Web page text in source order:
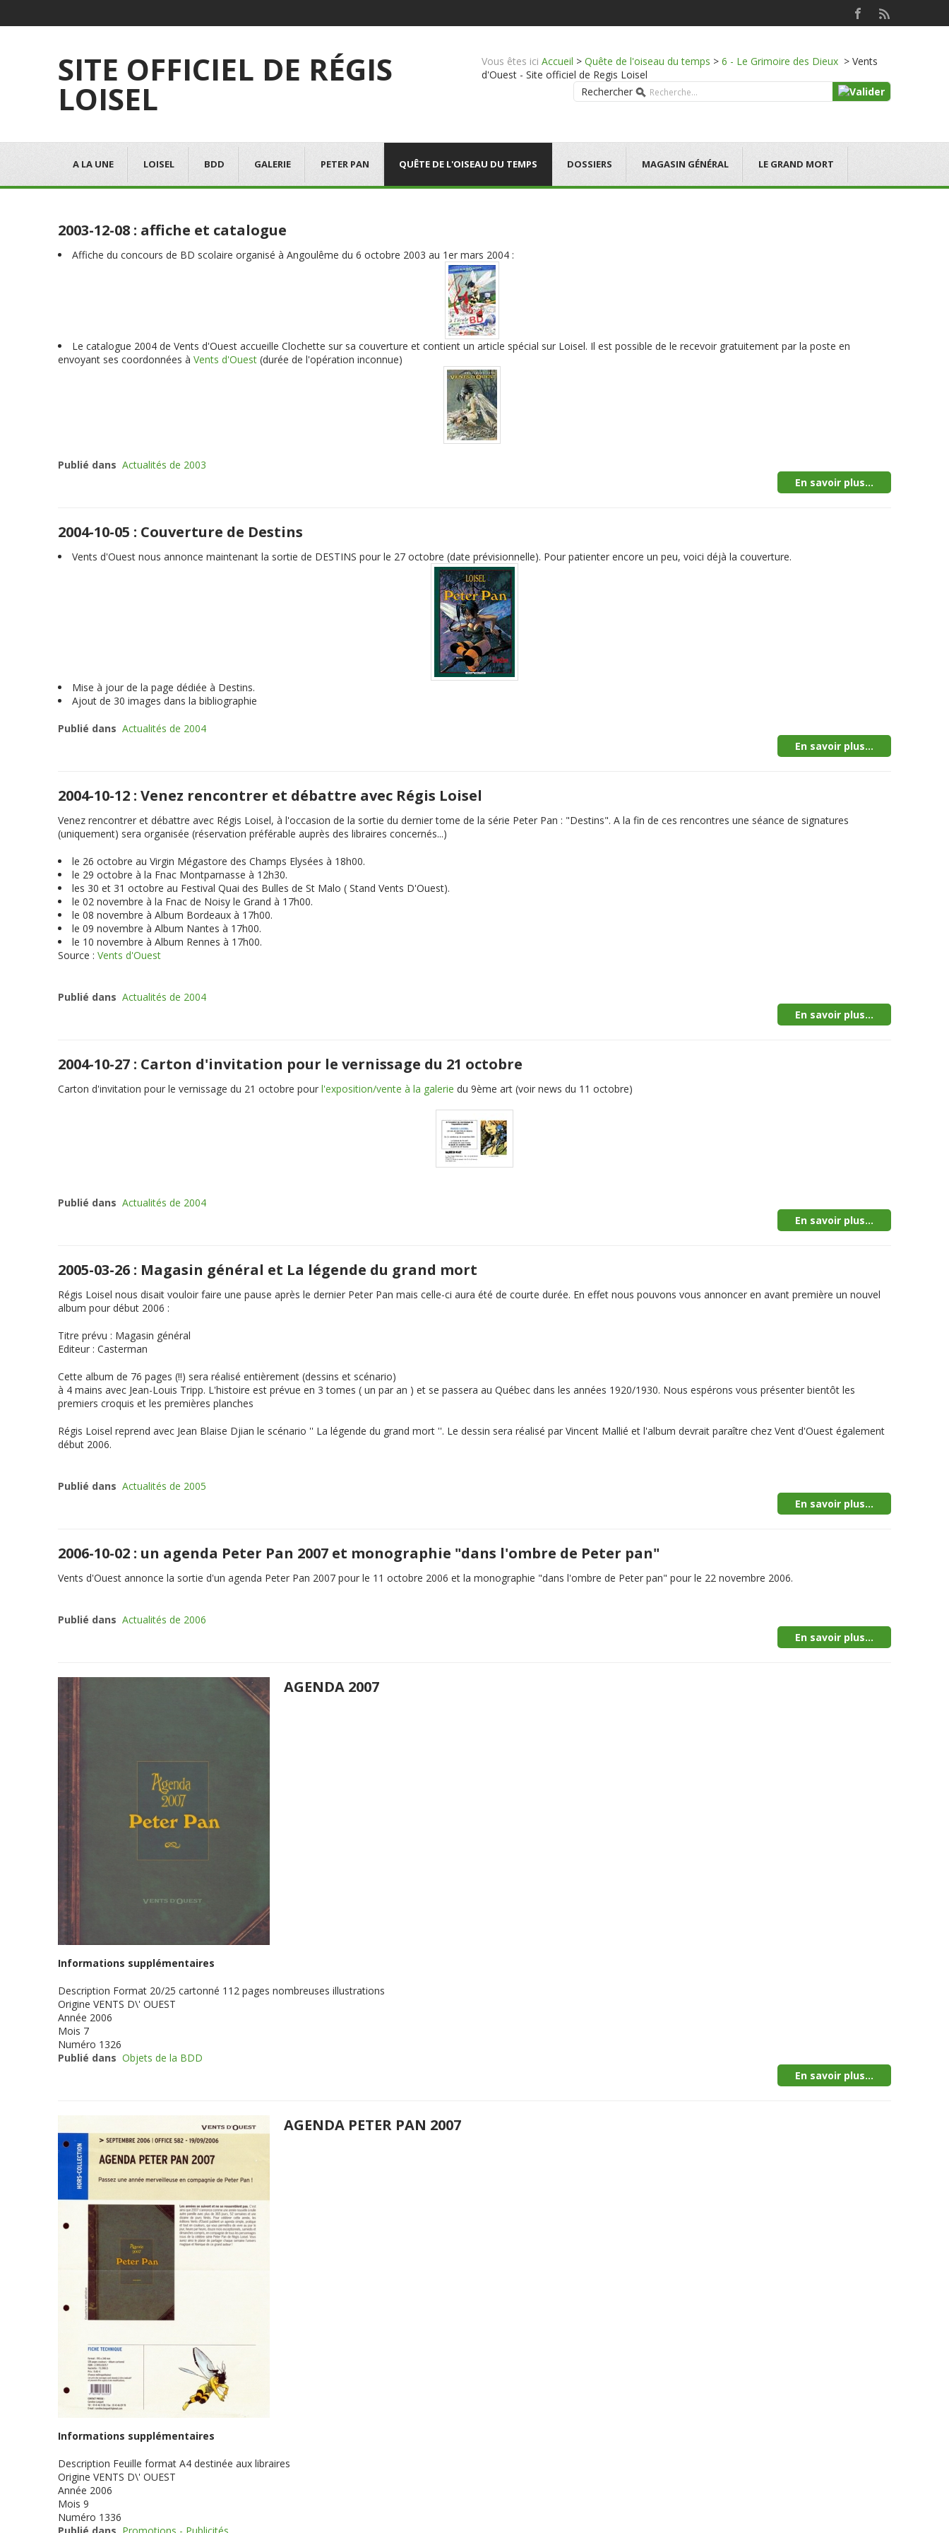
SITE OFFICIEL DE RÉGIS
LOISEL
Vous êtes ici Accueil > Quête de l'oiseau du temps > 6 - Le Grimoire des Dieux > Vents
d'Ouest - Site officiel de Regis Loisel
Rechercher
A LA UNE LOISEL BDD GALERIE PETER PAN QUÊTE DE L'OISEAU DU TEMPS DOSSIERS MAGASIN GÉNÉRAL LE GRAND MORT
2003-12-08 : affiche et catalogue
Affiche du concours de BD scolaire organisé à Angoulême du 6 octobre 2003 au 1er mars 2004 :
Le catalogue 2004 de Vents d'Ouest accueille Clochette sur sa couverture et contient un article spécial sur Loisel. Il est possible de le recevoir gratuitement par la poste en
envoyant ses coordonnées à Vents d'Ouest (durée de l'opération inconnue)
Publié dans Actualités de 2003
En savoir plus...
2004-10-05 : Couverture de Destins
Vents d'Ouest nous annonce maintenant la sortie de DESTINS pour le 27 octobre (date prévisionnelle). Pour patienter encore un peu, voici déjà la couverture.
Mise à jour de la page dédiée à Destins.
Ajout de 30 images dans la bibliographie
Publié dans Actualités de 2004
En savoir plus...
2004-10-12 : Venez rencontrer et débattre avec Régis Loisel
Venez rencontrer et débattre avec Régis Loisel, à l'occasion de la sortie du dernier tome de la série Peter Pan : "Destins". A la fin de ces rencontres une séance de signatures
(uniquement) sera organisée (réservation préférable auprès des libraires concernés...)
le 26 octobre au Virgin Mégastore des Champs Elysées à 18h00.
le 29 octobre à la Fnac Montparnasse à 12h30.
les 30 et 31 octobre au Festival Quai des Bulles de St Malo ( Stand Vents D'Ouest).
le 02 novembre à la Fnac de Noisy le Grand à 17h00.
le 08 novembre à Album Bordeaux à 17h00.
le 09 novembre à Album Nantes à 17h00.
le 10 novembre à Album Rennes à 17h00.
Source : Vents d'Ouest
Publié dans Actualités de 2004
En savoir plus...
2004-10-27 : Carton d'invitation pour le vernissage du 21 octobre
Carton d'invitation pour le vernissage du 21 octobre pour l'exposition/vente à la galerie du 9ème art (voir news du 11 octobre)
Publié dans Actualités de 2004
En savoir plus...
2005-03-26 : Magasin général et La légende du grand mort
Régis Loisel nous disait vouloir faire une pause après le dernier Peter Pan mais celle-ci aura été de courte durée. En effet nous pouvons vous annoncer en avant première un nouvel
album pour début 2006 :
Titre prévu : Magasin général
Editeur : Casterman
Cette album de 76 pages (!!) sera réalisé entièrement (dessins et scénario)
à 4 mains avec Jean-Louis Tripp. L'histoire est prévue en 3 tomes ( un par an ) et se passera au Québec dans les années 1920/1930. Nous espérons vous présenter bientôt les
premiers croquis et les premières planches
Régis Loisel reprend avec Jean Blaise Djian le scénario '' La légende du grand mort ''. Le dessin sera réalisé par Vincent Mallié et l'album devrait paraître chez Vent d'Ouest également
début 2006.
Publié dans Actualités de 2005
En savoir plus...
2006-10-02 : un agenda Peter Pan 2007 et monographie "dans l'ombre de Peter pan"
Vents d'Ouest annonce la sortie d'un agenda Peter Pan 2007 pour le 11 octobre 2006 et la monographie "dans l'ombre de Peter pan" pour le 22 novembre 2006.
Publié dans Actualités de 2006
En savoir plus...
AGENDA 2007
Informations supplémentaires
Description Format 20/25 cartonné 112 pages nombreuses illustrations
Origine VENTS D\' OUEST
Année 2006
Mois 7
Numéro 1326
Publié dans Objets de la BDD
En savoir plus...
AGENDA PETER PAN 2007
Informations supplémentaires
Description Feuille format A4 destinée aux libraires
Origine VENTS D\' OUEST
Année 2006
Mois 9
Numéro 1336